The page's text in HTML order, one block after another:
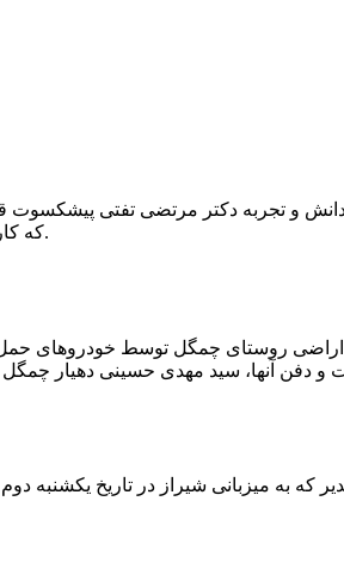
که کار احیا با حفر یک چاه ۲ متری و یک راهرو افقی ۲ متری صورت گرفت.
اراضی روستای چمگل توسط خودروهای
به میزبانی شیراز در تاریخ یکشنبه